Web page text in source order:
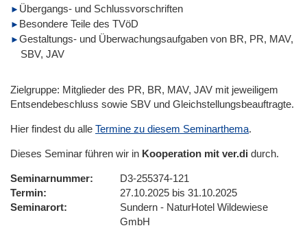
Übergangs- und Schlussvorschriften
Besondere Teile des TVöD
Gestaltungs- und Überwachungsaufgaben von BR, PR, MAV,
SBV, JAV
Zielgruppe: Mitglieder des PR, BR, MAV, JAV mit jeweiligem
Entsendebeschluss sowie SBV und Gleichstellungsbeauftragte.
Hier findest du alle Termine zu diesem Seminarthema.
Dieses Seminar führen wir in Kooperation mit ver.di durch.
Seminarnummer
D3-255374-121
Termin
27.10.2025 bis 31.10.2025
Seminarort
Sundern - NaturHotel Wildewiese
GmbH